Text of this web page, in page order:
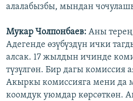
алалабызбы, мындан
Мукар Чолпонбаев: Аны
Адегенде өзүбүздүн ички
алсак. 17 жылдын ичинде
түзүлгөн. Бир дагы комиссия
Акыркы комиссияга мени да
коомдук уюмдар көрсөткөн.